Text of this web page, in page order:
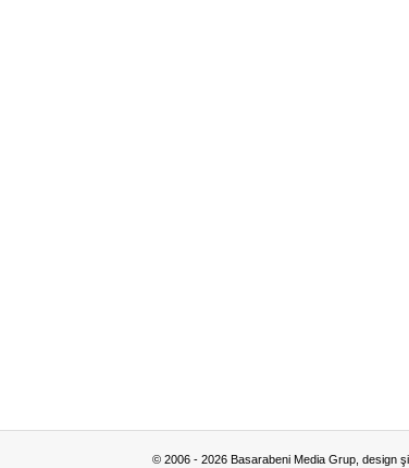
© 2006 - 2026 Basarabeni Media Grup, design